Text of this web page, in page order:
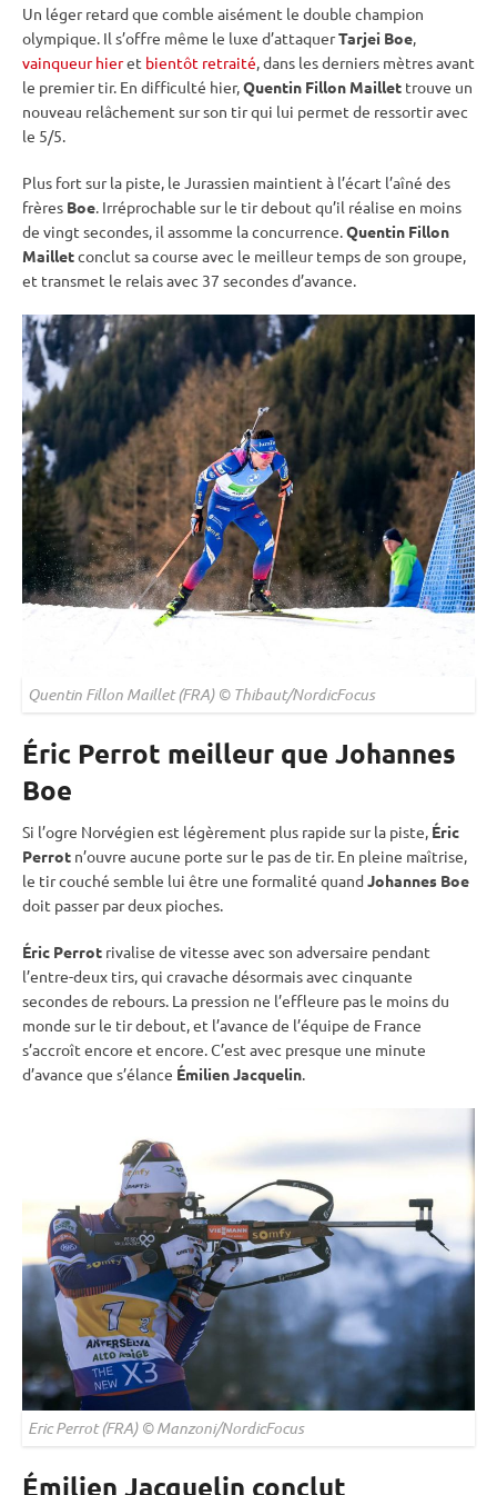
Un léger retard que comble aisément le double champion
olympique. Il s’offre même le luxe d’attaquerTarjei Boe,
vainqueur hieret bientôt retraité, dans les derniers mètres avant
le premier tir. En difficulté hier,Quentin Fillon Maillet trouve un
nouveau relâchement sur son tir qui lui permet de ressortir avec
le 5/5.
Plus fort sur la piste, le Jurassien maintient à l’écart l’aîné des
frères Boe. Irréprochable sur le tirdebout qu’il réalise en moins
de vingt secondes, il assomme la concurrence.Quentin Fillon
Mailletconclut sa course avec le meilleur temps de son groupe,
et transmet le relaisavec 37 secondes d’avance.
Quentin Fillon Maillet (FRA) © Thibaut/NordicFocus
Éric Perrot meilleur que Johannes
Boe
Si l’ogre Norvégien est légèrement plus rapide sur la piste, Éric
Perrot n’ouvre aucune porte sur le pas de tir. En pleine maîtrise,
le tircouché semble lui être une formalité quandJohannes Boe
doit passer par deux pioches.
Éric Perrot rivalise de vitesse avec son adversaire pendant
l’entre-deux tirs, qui cravache désormais avec cinquante
secondes de rebours. La pression ne l’effleure pas le moins du
monde sur le tirdebout, et l’avance de l’équipe de France
s’accroît encore et encore. C’est avec presque une minute
d’avance que s’élance Émilien Jacquelin.
Eric Perrot (FRA) © Manzoni/NordicFocus
Émilien Jacquelin conclut